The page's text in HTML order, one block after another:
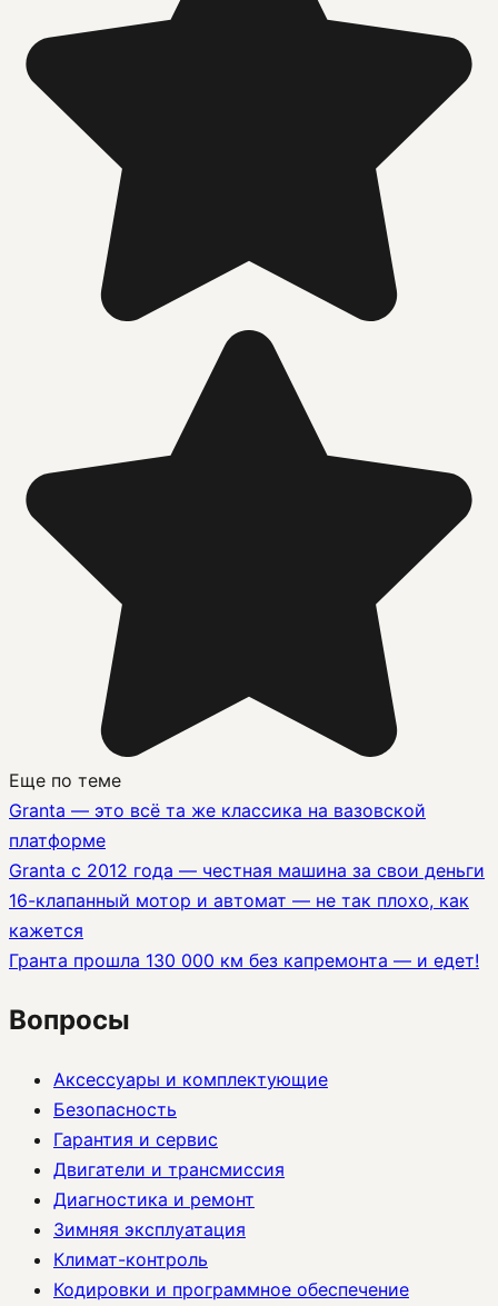
Еще по теме
Granta — это всё та же классика на вазовской
платформе
Granta с 2012 года — честная машина за свои деньги
16-клапанный мотор и автомат — не так плохо, как
кажется
Гранта прошла 130 000 км без капремонта — и едет!
Вопросы
Аксессуары и комплектующие
Безопасность
Гарантия и сервис
Двигатели и трансмиссия
Диагностика и ремонт
Зимняя эксплуатация
Климат-контроль
Кодировки и программное обеспечение